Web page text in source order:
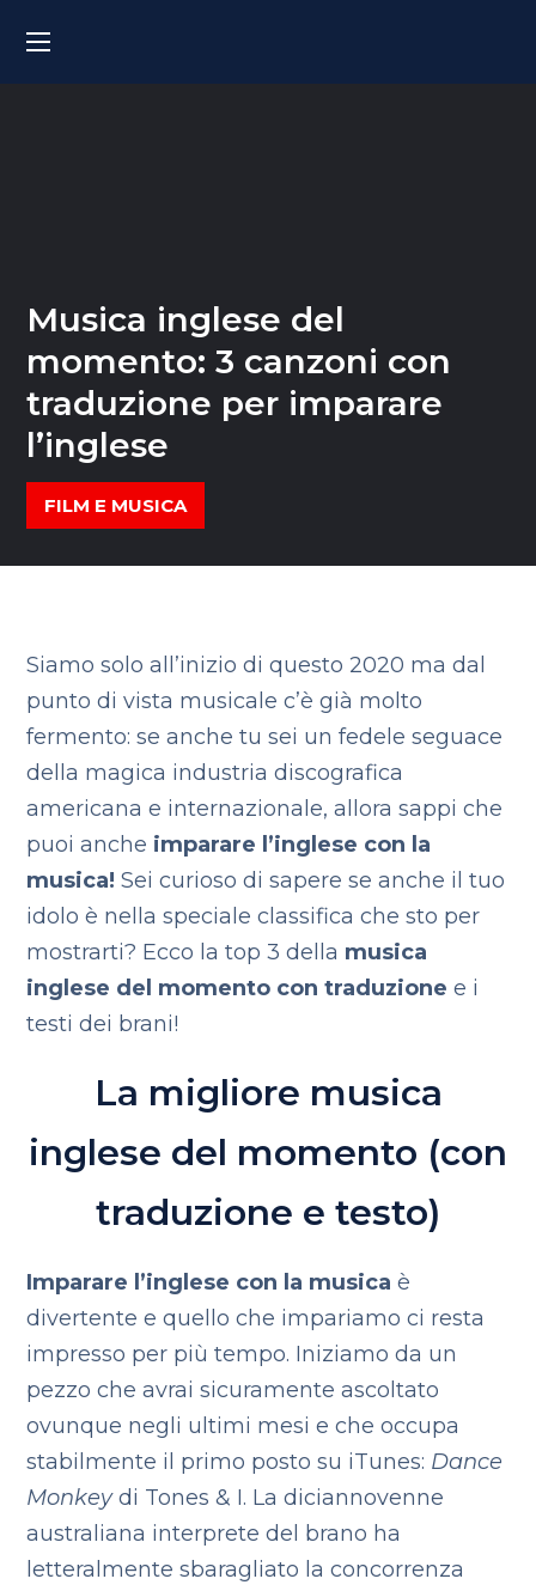
Musica inglese del
momento: 3 canzoni con
traduzione per imparare
l’inglese
FILM E MUSICA
Siamo solo all’inizio di questo 2020 ma dal
punto di vista musicale c’è già molto
fermento: se anche tu sei un fedele seguace
della magica industria discografica
americana e internazionale, allora sappi che
puoi anche imparare l’inglese con la
musica! Sei curioso di sapere se anche il tuo
idolo è nella speciale classifica che sto per
mostrarti? Ecco la top 3 della musica
inglese del momento con traduzione e i
testi dei brani!
La migliore musica
inglese del momento (con
traduzione e testo)
Imparare l’inglese con la musica è
divertente e quello che impariamo ci resta
impresso per più tempo. Iniziamo da un
pezzo che avrai sicuramente ascoltato
ovunque negli ultimi mesi e che occupa
stabilmente il primo posto su iTunes: Dance
Monkeydi Tones & I. La diciannovenne
australiana interprete del brano ha
letteralmente sbaragliato la concorrenza